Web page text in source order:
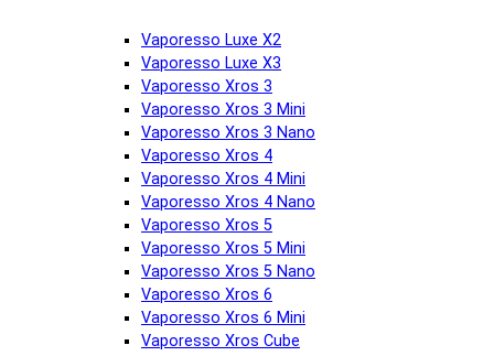
Vaporesso Luxe X2
Vaporesso Luxe X3
Vaporesso Xros 3
Vaporesso Xros 3 Mini
Vaporesso Xros 3 Nano
Vaporesso Xros 4
Vaporesso Xros 4 Mini
Vaporesso Xros 4 Nano
Vaporesso Xros 5
Vaporesso Xros 5 Mini
Vaporesso Xros 5 Nano
Vaporesso Xros 6
Vaporesso Xros 6 Mini
Vaporesso Xros Cube